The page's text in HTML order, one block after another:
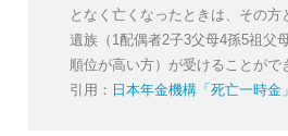
となく亡くなったときは、その方
遺族（1配偶者2子3父母4孫5祖父
順位が高い方）が受けることがで
引用： 日本年金機構「死亡一時金」